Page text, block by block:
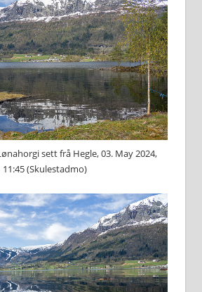
sett frå Hegle, 03. May 2024,
11:45 (Skulestadmo)